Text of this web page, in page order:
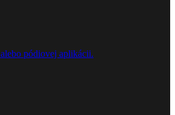
pódiovej aplikácii.